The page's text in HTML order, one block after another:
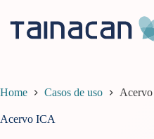
conteúdo
Home Casos de uso
Acervo ICA